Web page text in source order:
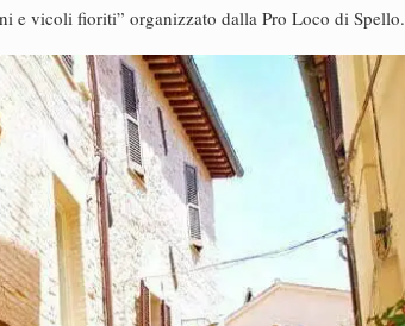
e vicoli fioriti” organizzato dalla Pro Loco di Spello.